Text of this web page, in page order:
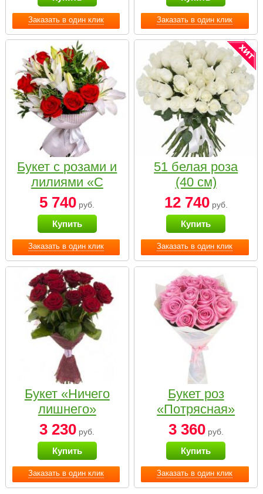
Заказать в один клик Заказать в один клик
Заказать в один клик
Букет с розами и
лилиями «С
наилучшими
пожеланиями»
5 740 руб.
Купить
Заказать в один клик
51 белая роза
(40 см)
12 740руб.
Купить
Заказать в один клик
Букет «Ничего
лишнего»
3 230 руб.
Купить
Заказать в один клик
Букет роз
«Потрясная»
3 360руб.
Купить